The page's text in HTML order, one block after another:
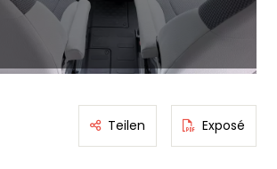
Teilen Exposé